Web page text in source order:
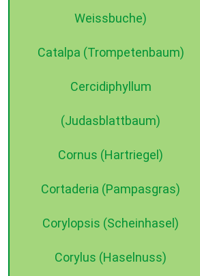
Weissbuche)
Catalpa (Trompetenbaum)
Cercidiphyllum
(Judasblattbaum)
Cornus (Hartriegel)
Cortaderia (Pampasgras)
Corylopsis (Scheinhasel)
Corylus (Haselnuss)